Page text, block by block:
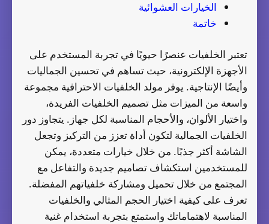
الخيارات العشوائية
خاتمة
تعتبر الخلفيات عنصرًا حيويًا في تجربة المستخدم على
الأجهزة الإلكترونية، حيث تساهم في تحسين الجماليات
وأيضًا الإنتاجية. يوفر مولد الخلفيات الاحترافية مجموعة
واسعة من الميزات مثل تصميم الخلفيات الفريدة،
واختيار الألوان، والأحجام المناسبة لكل جهاز. يتجاوز دور
الخلفيات الجمالية لتكون أداة تعزز من التركيز وتجعل
الشاشة أكثر جذبًا. من خلال خيارات متعددة، يمكن
للمستخدمين استكشاف تصاميم جديدة والتفاعل مع
المجتمع من خلال تحميل ومشاركة خلفياتهم المفضلة.
تعرف على كيفية اختيار الحجم المثالي والخلفيات
المناسبة لاهتماماتك واستمتع بتجربة استخدام غنية